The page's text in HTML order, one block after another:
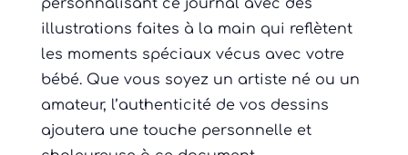
personnalisant ce journal avec des
illustrations faites à la main qui reflètent
les moments spéciaux vécus avec votre
bébé. Que vous soyez un artiste né ou un
amateur, l’authenticité de vos dessins
ajoutera une touche personnelle et